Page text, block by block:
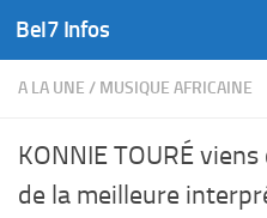
Skip to content
Bel7 Infos
A LA UNE / MUSIQUE AFRICAINE
KONNIE TOURÉ
de la meilleure